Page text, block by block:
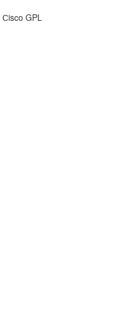
Сisco GPL